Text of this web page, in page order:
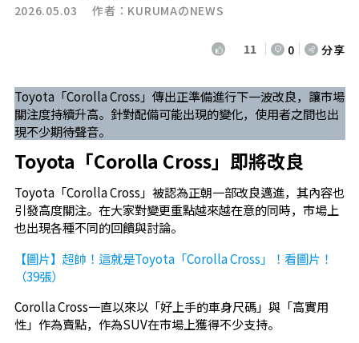
2026.05.03 作者： KURUMAのNEWS
11 0 分享
Toyota「Corolla Cross」傳出正準備進行下一波改良，讓市場
關注度持續升高。針對配備可能出現的變化，使用者之間也出
現不少期待聲音。
Toyota「Corolla Cross」即將改良
Toyota「Corolla Cross」被認為正朝一部改良邁進，其內容也
引發高度關注。在大家對變更重點越來越在意的同時，市場上
也出現各種不同的回饋與討論。
【圖片】超帥！這就是Toyota「Corolla Cross」！看圖片！
（39張）
Corolla Cross一直以來以「好上手的車身尺碼」與「高實用
性」作為賣點，作為SUV在市場上獲得不少支持。